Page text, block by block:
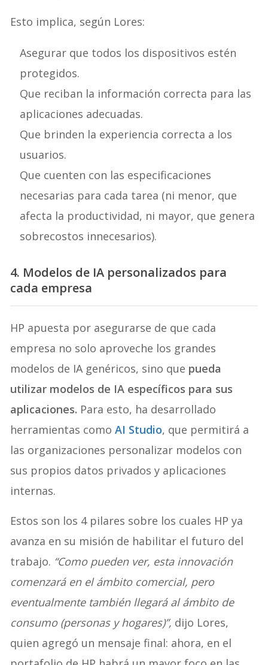
Esto implica, según Lores:
Asegurar que todos los dispositivos estén
protegidos.
Que reciban la información correcta para las
aplicaciones adecuadas.
Que brinden la experiencia correcta a los
usuarios.
Que cuenten con las especificaciones
necesarias para cada tarea (ni menor, que
afecta la productividad, ni mayor, que genera
sobrecostos innecesarios).
4. Modelos de IA personalizados para
cada empresa
HP apuesta por asegurarse de que cada
empresa no solo aproveche los grandes
modelos de IA genéricos, sino que pueda
utilizar modelos de IA específicos para sus
aplicaciones. Para esto, ha desarrollado
herramientas comoAI Studio, que permitirá a
las organizaciones personalizar modelos con
sus propios datos privados y aplicaciones
internas.
Estos son los 4 pilares sobre los cuales HP ya
avanza en su misión de habilitar el futuro del
trabajo. “Como pueden ver, esta innovación
comenzará en el ámbito comercial, pero
eventualmente también llegará al ámbito de
consumo (personas y hogares)”, dijo Lores,
quien agregó un mensaje final: ahora, en el